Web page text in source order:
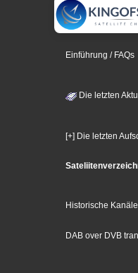
Einführung / FAQs
Die letzten
[+] Die letzten
Historische Kanäle
DAB over DVB